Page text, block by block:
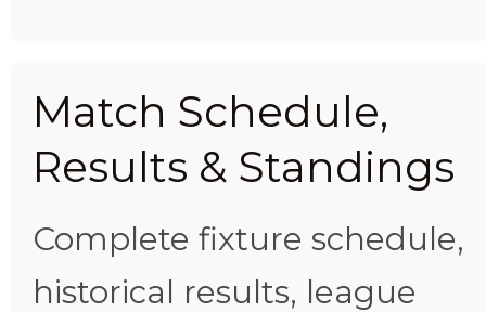
Match Schedule,
Results & Standings
Complete fixture schedule,
historical results, league